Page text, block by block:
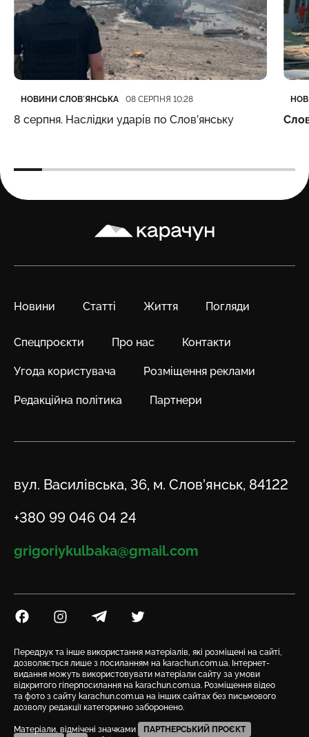
Категорія
НОВИНИ СЛОВʼЯНСЬКА
Дата публікації 08 СЕРПНЯ 10:28
8 серпня. Наслідки ударів по Слов’янську
Карачун
Новини Статті Життя Погляди
Спецпроєкти Про нас Контакти
Угода користувача Розміщення реклами
Редакційна політика Партнери
Адреса
вул. Василівська, 36, м. Слов’янськ, 84122
Телефон
+380 99 046 04 24
Email
grigoriykulbaka@gmail.com
Посилання на Facebook
Посилання на Instagram
Посилання на Telegram
Посилання на Twitter
Передрук та інше використання матеріалів, які розміщені на сайті,
дозволяється лише з посиланням на karachun.com.ua. Інтернет-
видання можуть використовувати матеріали сайту за умови
відкритого гіперпосилання на karachun.com.ua. Розміщення відео
та фото з сайту karachun.com.ua на інших сайтах без письмового
дозволу редакції категорично заборонено.
Матеріали, відмічені значками
ПАРТНЕРСЬКИЙ ПРОЄКТ